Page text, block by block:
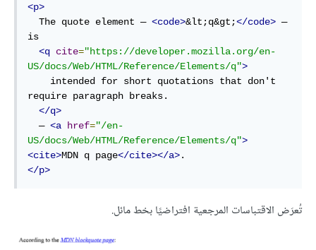
<p>
  The quote element —
<code>&lt;q&gt;</code> —
is
<q cite="https://developer.mozilla.org/en-
US/docs/Web/HTML/Reference/Elements/q">
require paragraph breaks.
</q>
  —
<a href="/en-
US/docs/Web/HTML/Reference/Elements/q">
<cite>MDN q page</cite></a>
</p>
تُعرَض الاقتباسات المرجعية افتراضيًا بخط مائل.